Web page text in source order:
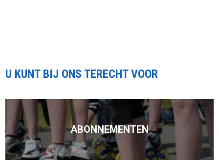
U KUNT BIJ ONS TERECHT VOOR
ABONNEMENTEN